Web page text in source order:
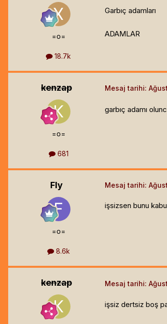
=o=
18.7k
Garbıç adamları
ADAMLAR
kenzap
=o=
681
Mesaj tarihi:
garbıç adamı
Fly
=o=
8.6k
Mesaj tarihi:
işsizsen bunu
kenzap Mesaj tarihi:
işsiz dertsiz boş